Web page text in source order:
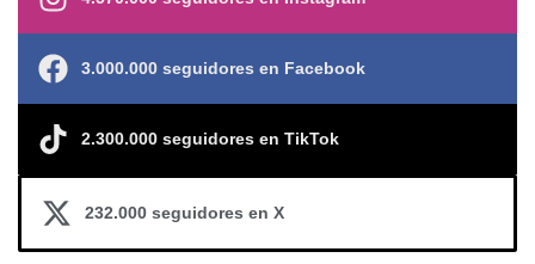
3.000.000 seguidores en Facebook
2.300.000 seguidores en TikTok
232.000 seguidores en X